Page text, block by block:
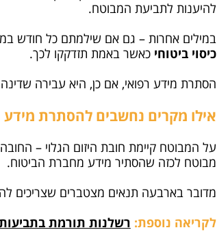
להיענות לתביעת המבוטח.
במילים אחרות – גם אם שילמתם כל חודש
כיסוי ביטוחי כאשר באמת תזדקקו לכך.
הסתרת מידע רפואי, אם כן, היא עבירה
אילו מקרים נחשבים להסתרת מידע
מבוטח לכזה שהסתיר מידע מחברת הביטוח.
מדובר בארבעה תנאים מצטברים שצריכים
לקריאה נוספת: רשלנות תורמת